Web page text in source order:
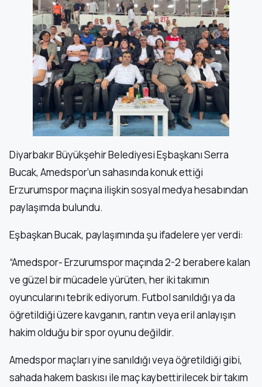
Diyarbakır Büyükşehir Belediyesi Eşbaşkanı Serra
Bucak, Amedspor’un sahasında konuk ettiği
Erzurumspor maçına ilişkin sosyal medya hesabından
paylaşımda bulundu.
Eşbaşkan Bucak, paylaşımında şu ifadelere yer verdi:
“Amedspor- Erzurumspor maçında 2-2 berabere kalan
ve güzel bir mücadele yürüten, her iki takımın
oyuncularını tebrik ediyorum. Futbol sanıldığı ya da
öğretildiği üzere kavganın, rantın veya eril anlayışın
hakim olduğu bir spor oyunu değildir.
Amedspor maçları yine sanıldığı veya öğretildiği gibi,
sahada hakem baskısı ile maç kaybettirilecek bir takım